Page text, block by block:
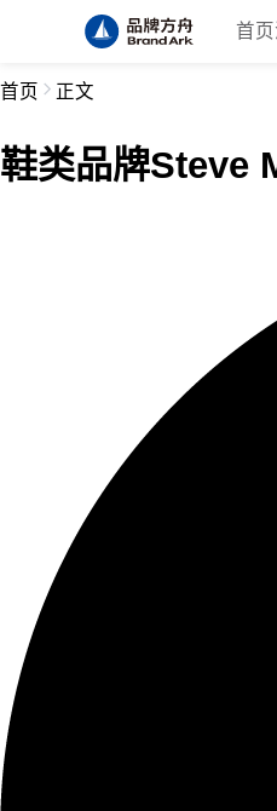
首页
首页 正文
鞋类品牌Steve